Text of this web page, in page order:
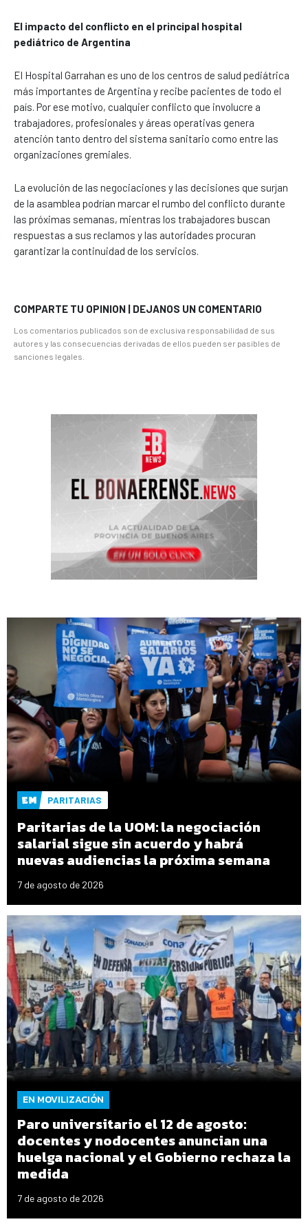
El impacto del conflicto en el principal hospital
pediátrico de Argentina
El Hospital Garrahan es uno de los centros de salud pediátrica
más importantes de Argentina y recibe pacientes de todo el
país. Por ese motivo, cualquier conflicto que involucre a
trabajadores, profesionales y áreas operativas genera
atención tanto dentro del sistema sanitario como entre las
organizaciones gremiales.
La evolución de las negociaciones y las decisiones que surjan
de la asamblea podrían marcar el rumbo del conflicto durante
las próximas semanas, mientras los trabajadores buscan
respuestas a sus reclamos y las autoridades procuran
garantizar la continuidad de los servicios.
COMPARTE TU OPINION | DEJANOS UN COMENTARIO
Los comentarios publicados son de exclusiva responsabilidad de sus
autores y las consecuencias derivadas de ellos pueden ser pasibles de
sanciones legales.
PARITARIAS
Paritarias de la UOM: la negociación
salarial sigue sin acuerdo y habrá
nuevas audiencias la próxima semana
7 de agosto de 2026
EN MOVILIZACIÓN
Paro universitario el 12 de agosto:
docentes y nodocentes anuncian una
huelga nacional y el Gobierno rechaza la
medida
7 de agosto de 2026